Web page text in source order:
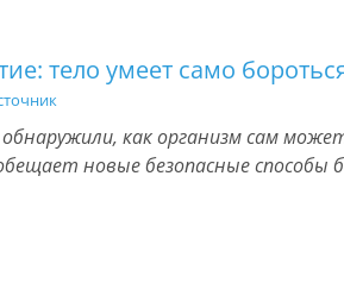
тело умеет само
как организм сам
новые безопасные способы